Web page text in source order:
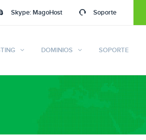
Skype: MagoHost Soporte
DOMINIOS SOPORTE